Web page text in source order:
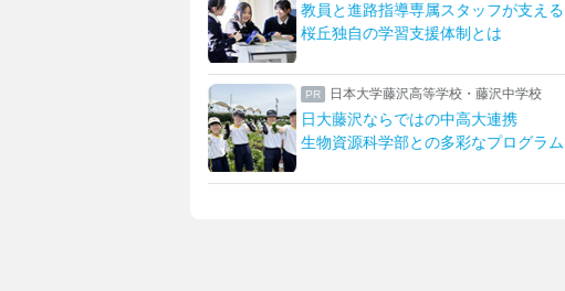
一橋大・東京科学大に合格！
先生とマンツーマンで描く未来
女子聖学院中学校高等学校
英語グローバルとサイエンスを強化！
「新たな女子聖」への改革